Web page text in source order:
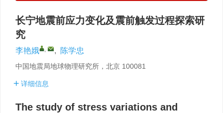
长宁地震前应力变化及震前触发过程探索研
究
李艳娥 , , 陈学忠
中国地震局地球物理研究所，北京 100081
详细信息
The study of stress variations and